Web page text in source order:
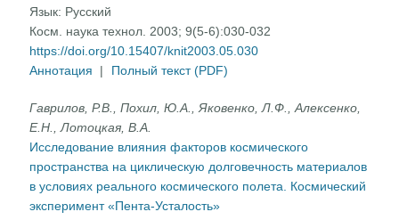
Язык: Русский
Косм. наука технол. 2003; 9(5-6):030-032
https://doi.org/10.15407/knit2003.05.030
Аннотация
| Полный текст (PDF)
Гаврилов, Р.В., Похил, Ю.А., Яковенко, Л.Ф., Алексенко,
Е.Н., Лотоцкая, В.А.
Исследование влияния факторов космического
пространства на циклическую долговечность материалов
в условиях реального космического полета. Космический
эксперимент «Пента-Усталость»